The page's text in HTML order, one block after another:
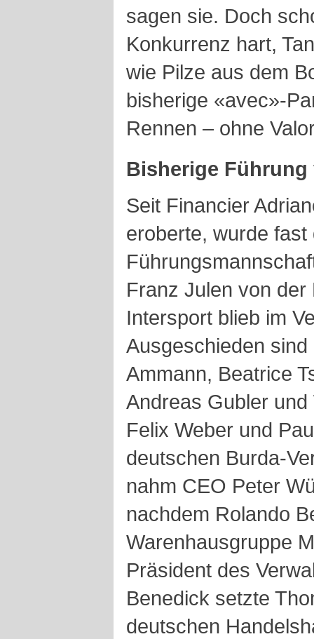
sagen sie. Doch
Konkurrenz hart,
wie Pilze aus dem
bisherige «avec»-
Rennen – ohne
Bisherige
Seit Financier
eroberte, wurde fast
Franz Julen von
Intersport blieb im
Ausgeschieden
Ammann, Beatrice
Andreas Gubler
Felix Weber und
deutschen Burda-
nahm CEO Peter
nachdem Rolando
Warenhausgruppe
Präsident des
Benedick setzte
deutschen